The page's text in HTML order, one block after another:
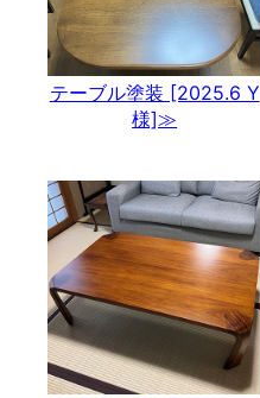
テーブル塗装 [2025.6 Y
様]≫